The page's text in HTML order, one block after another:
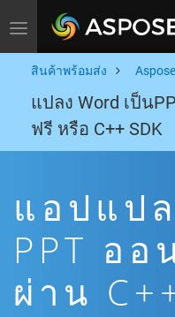
Toggle navigation
สินค้าพร้อมส่ง
แปลง Word เป็น
ฟรี หรือ C++ SDK
แอปแป
PPT อ
ผ่าน